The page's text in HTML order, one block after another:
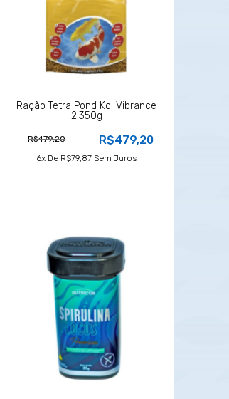
Ração Tetra Pond Koi Vibrance
2.350g
R$479,20 R$479,20
6X De R$79,87 Sem Juros